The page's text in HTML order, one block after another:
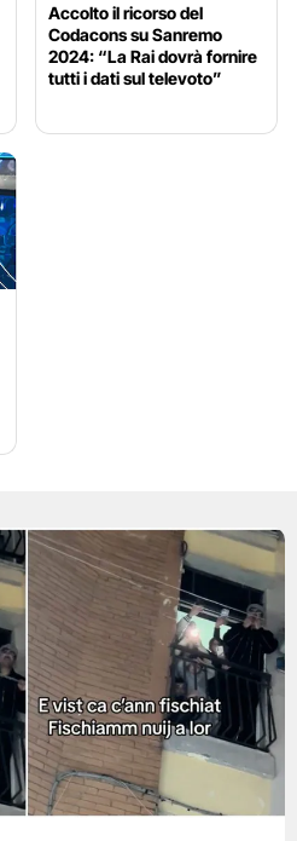
Accolto il ricorso del
Codacons su Sanremo
2024: “La Rai dovrà fornire
tutti i dati sul televoto”